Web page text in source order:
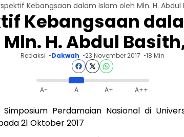
Kebangsaan dalam Islam oleh Mln. H. Abdul
Kebangsaan
H. Abdul
Redaksi Dakwah 23 November 2017 18 Min
A- A A+ A++
Perdamaian Nasional di
21 Oktober 2017